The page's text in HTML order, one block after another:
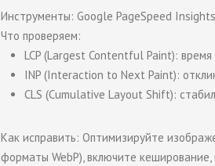
Инструменты: Google PageSpeed
Что проверяем:
LCP (Largest Contentful Paint):
INP (Interaction to Next Paint):
CLS (Cumulative Layout Shift):
Как исправить: Оптимизируйте
форматы WebP), включите